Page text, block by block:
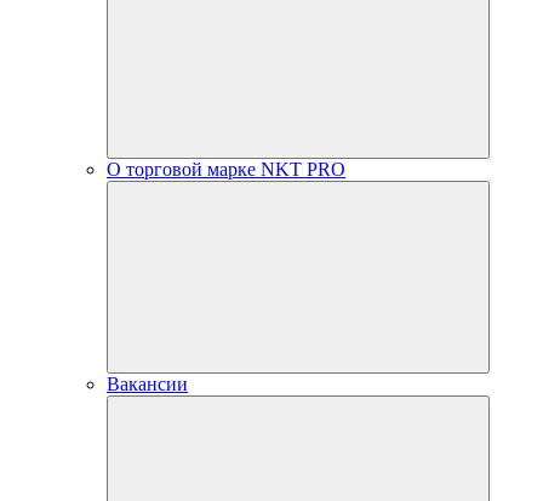
О торговой марке NKT PRO
Вакансии